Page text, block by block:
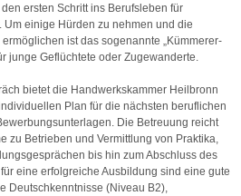
ersten Schritt ins Berufsleben für
einige Hürden zu nehmen und die
ist das sogenannte „Kümmerer-
junge Geflüchtete oder Zugewanderte.
bietet die Handwerkskammer Heilbronn
Plan für die nächsten beruflichen
Die Betreuung reicht
zu Betrieben und Vermittlung von Praktika,
bis hin zum Abschluss des
eine erfolgreiche Ausbildung sind eine gute
Deutschkenntnisse (Niveau B2),